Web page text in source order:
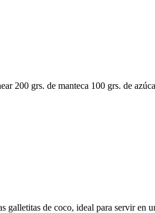
grs. de manteca 100 grs. de
galletitas de coco, ideal para servir en